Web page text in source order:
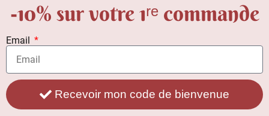
-10% sur votre 1ʳᵉ commande
Email
Recevoir mon code de bienvenue